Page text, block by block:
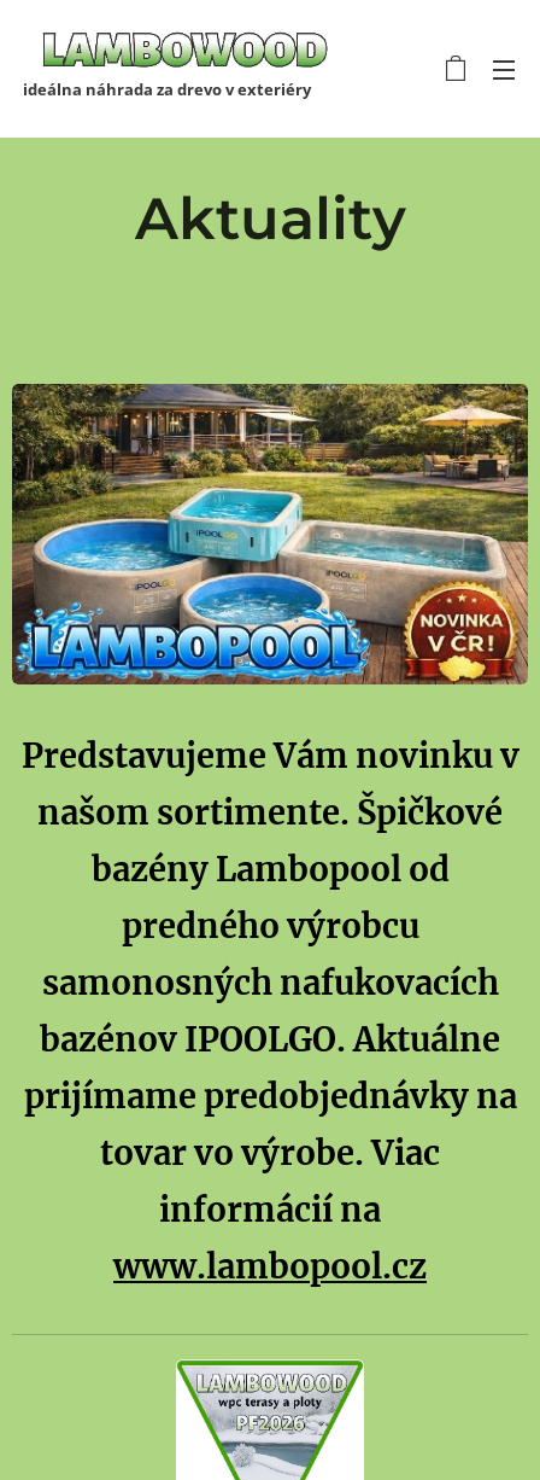
ideálna náhrada za drevo v exteriéry
Aktuality
Predstavujeme Vám novinku v
našom sortimente. Špičkové
bazény Lambopool od
predného výrobcu
samonosných nafukovacích
bazénov IPOOLGO. Aktuálne
prijímame predobjednávky na
tovar vo výrobe. Viac
informácií na
www.lambopool.cz